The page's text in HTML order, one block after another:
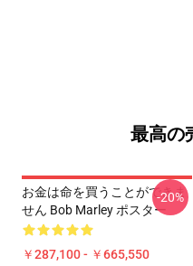
最高の
お金は命を買うことができま
せん Bob Marley ポスター
￥287,100 - ￥665,550
-20%